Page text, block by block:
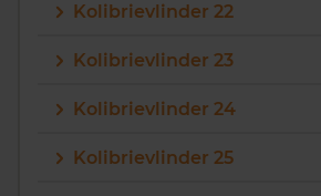
Kolibrievlinder 22
Kolibrievlinder 23
Kolibrievlinder 24
Kolibrievlinder 25